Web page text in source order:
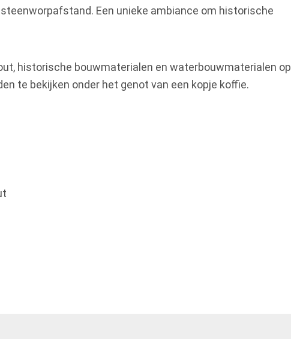
steenworpafstand. Een unieke ambiance om historische
historische bouwmaterialen en waterbouwmaterialen op
te bekijken onder het genot van een kopje koffie.